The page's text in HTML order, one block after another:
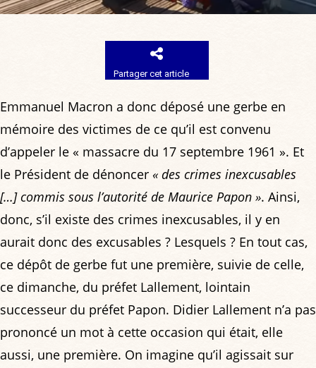
Partager cet article
Emmanuel Macron a donc déposé une gerbe en
mémoire des victimes de ce qu’il est convenu
d’appeler le « massacre du 17 septembre 1961 ». Et
le Président de dénoncer « des crimes inexcusables
[…] commis sous l’autorité de Maurice Papon ». Ainsi,
donc, s’il existe des crimes inexcusables, il y en
aurait donc des excusables ? Lesquels ? En tout cas,
ce dépôt de gerbe fut une première, suivie de celle,
ce dimanche, du préfet Lallement, lointain
successeur du préfet Papon. Didier Lallement n’a pas
prononcé un mot à cette occasion qui était, elle
aussi, une première. On imagine qu’il agissait sur